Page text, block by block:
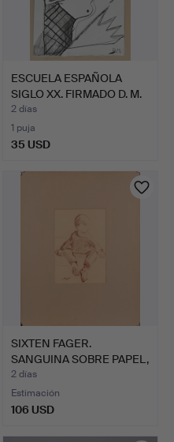
ESCUELA ESPAÑOLA
SIGLO XX. FIRMADO D. M.
R…
2 días
1 puja
35 USD
SIXTEN FAGER.
SANGUINA SOBRE PAPEL,
Motivo…
2 días
Estimación
106 USD